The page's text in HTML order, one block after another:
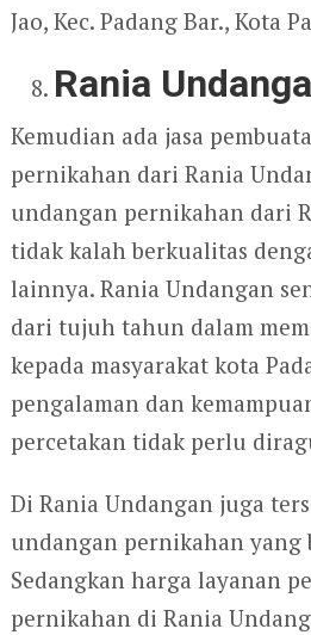
Jao, Kec. Padang Bar., Kota
Rania
Kemudian ada jasa
pernikahan dari Rania
undangan pernikahan dari
tidak kalah berkualitas
lainnya. Rania Undangan
dari tujuh tahun dalam
kepada masyarakat kota
pengalaman dan
percetakan tidak perlu
Di Rania Undangan juga
undangan pernikahan yang
Sedangkan harga layanan
pernikahan di Rania